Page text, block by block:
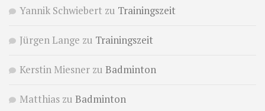
Yannik Schwiebert zu Trainingszeit
Jürgen Lange zu Trainingszeit
Kerstin Miesner zu Badminton
Matthias zu Badminton